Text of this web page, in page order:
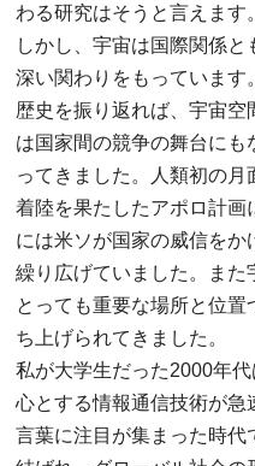
わる研究はそうと言えます。
しかし、宇宙は国際関係と
深い関わりをもっています。
歴史を振り返れば、宇宙空
は国家間の競争の舞台にも
ってきました。人類初の月
着陸を果たしたアポロ計
には米ソが国家の威信を
繰り広げていました。また
とっても重要な場所と位
ち上げられてきました。
私が大学生だった2000年
心とする情報通信技術が急
言葉に注目が集まった時